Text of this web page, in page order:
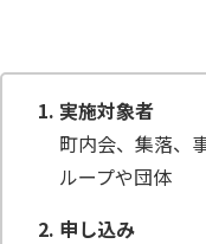
実施対象者
町内会、集落、
ループや団体
申し込み